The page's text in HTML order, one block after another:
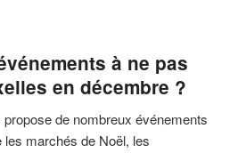
à ne pas
en décembre ?
de nombreux événements
les marchés de Noël, les